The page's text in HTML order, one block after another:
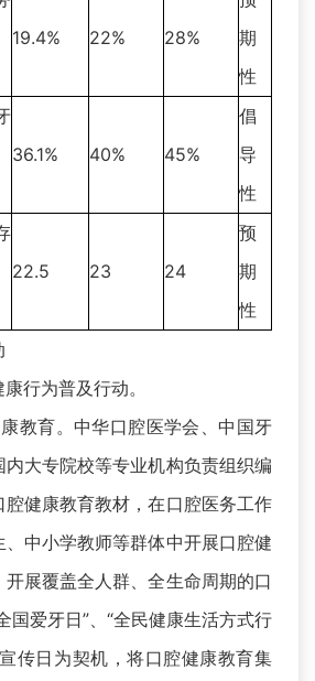
19.4% 22% 28%
期
性
36.1% 40% 45%
倡
导
性
22.5 23 24
预
期
性
康行为普及行动。
教育。中华口腔医学会、中国牙
大专院校等专业机构负责组织编
健康教育教材，在口腔医务工作
中小学教师等群体中开展口腔健
展覆盖全人群、全生命周期的口
国爱牙日”、“全民健康生活方式行
传日为契机，将口腔健康教育集